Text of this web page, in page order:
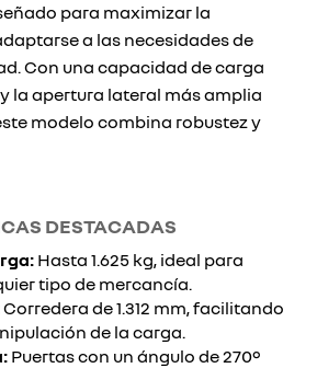
para maximizar la
a las necesidades de
Con una capacidad de carga
y la apertura lateral más amplia
modelo combina robustez y
DESTACADAS
Hasta 1.625 kg, ideal para
tipo de mercancía.
Corredera de 1.312 mm, facilitando
de la carga.
Puertas con un ángulo de 270º